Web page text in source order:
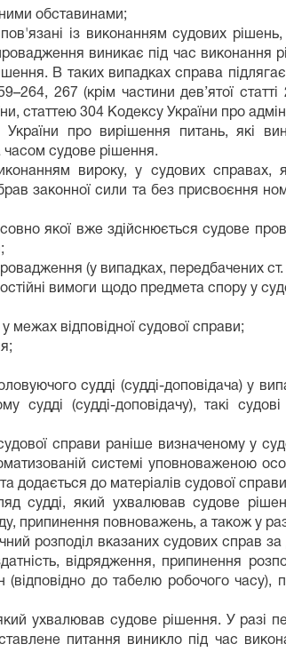
обставинами;
із виконанням судових
виникає під час виконання
В таких випадках справа
267 (крім частини дев’ятої
статтею 304 Кодексу України про
про вирішення питань, які
часом судове рішення.
вироку, у судових справах,
законної сили та без присвоєння
якої вже здійснюється судове
(у випадках, передбачених
вимоги щодо предмета спору у
межах відповідної судової справи;
судді (судді-доповідача) у
судді (судді-доповідачу), такі
справи раніше визначеному у
системі уповноваженою
додається до матеріалів судової
судді, який ухвалював судове
припинення повноважень, а також у
розподіл вказаних судових справ
відрядження, припинення
(відповідно до табелю робочого
ухвалював судове рішення. У разі
питання виникло під час